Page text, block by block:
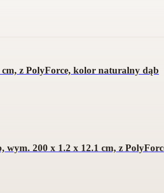
z PolyForce, kolor naturalny dąb
200 x 1.2 x 12.1 cm, z